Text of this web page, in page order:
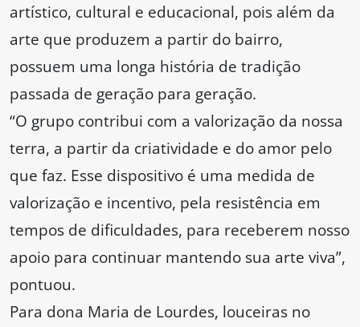
artístico, cultural e educacional, pois além da
arte que produzem a partir do bairro,
possuem uma longa história de tradição
passada de geração para geração.
“O grupo contribui com a valorização da nossa
terra, a partir da criatividade e do amor pelo
que faz. Esse dispositivo é uma medida de
valorização e incentivo, pela resistência em
tempos de dificuldades, para receberem nosso
apoio para continuar mantendo sua arte viva”,
pontuou.
Para dona Maria de Lourdes, louceiras no